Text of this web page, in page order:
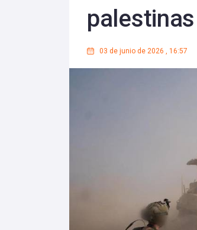
03 de junio de 2026 , 16:57